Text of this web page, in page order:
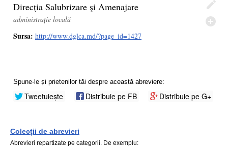
Direcţia Salubrizare şi Amenajare
administrație locală
Sursa: http://www.dglca.md/?page_id=1427
Spune-le și prietenilor tăi despre această abreviere:
Tweetuiește Distribuie pe FB Distribuie pe G+
Colecții de abrevieri
Abrevieri repartizate pe categorii. De exemplu: